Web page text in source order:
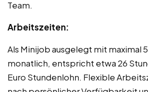
Team.
Arbeitszeiten:
Als Minijob ausgelegt mit maximal
monatlich, entspricht etwa 26
Euro Stundenlohn. Flexible